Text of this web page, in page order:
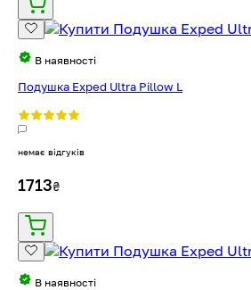
В наявності
Подушка Exped Ultra Pillow L
немає відгуків
1713₴
В наявності